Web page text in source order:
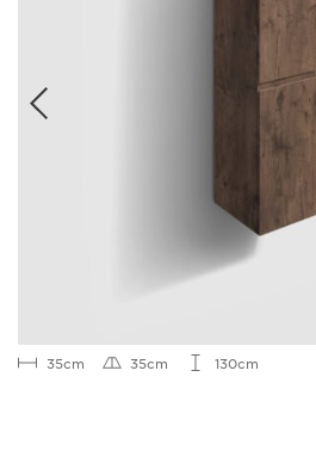
35cm 35cm 130cm